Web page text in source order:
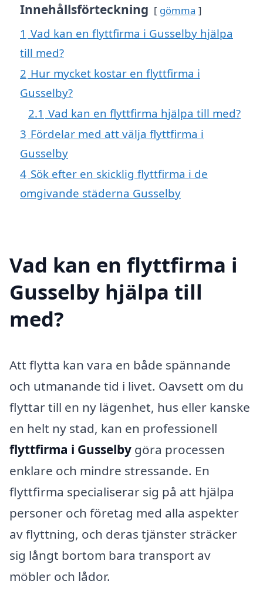
Innehållsförteckning gömma
1 Vad kan en flyttfirma i Gusselby hjälpa
till med?
2 Hur mycket kostar en flyttfirma i
Gusselby?
2.1 Vad kan en flyttfirma hjälpa till med?
3 Fördelar med att välja flyttfirma i
Gusselby
4 Sök efter en skicklig flyttfirma i de
omgivande städerna Gusselby
Vad kan en flyttfirma i
Gusselby hjälpa till
med?
Att flytta kan vara en både spännande
och utmanande tid i livet. Oavsett om du
flyttar till en ny lägenhet, hus eller kanske
en helt ny stad, kan en professionell
flyttfirma i Gusselby göra processen
enklare och mindre stressande. En
flyttfirma specialiserar sig på att hjälpa
personer och företag med alla aspekter
av flyttning, och deras tjänster sträcker
sig långt bortom bara transport av
möbler och lådor.